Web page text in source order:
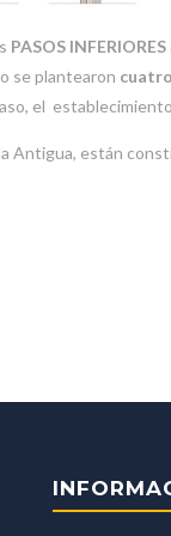
PASOS INFERIORES
se plantearon
el
Antigua, están